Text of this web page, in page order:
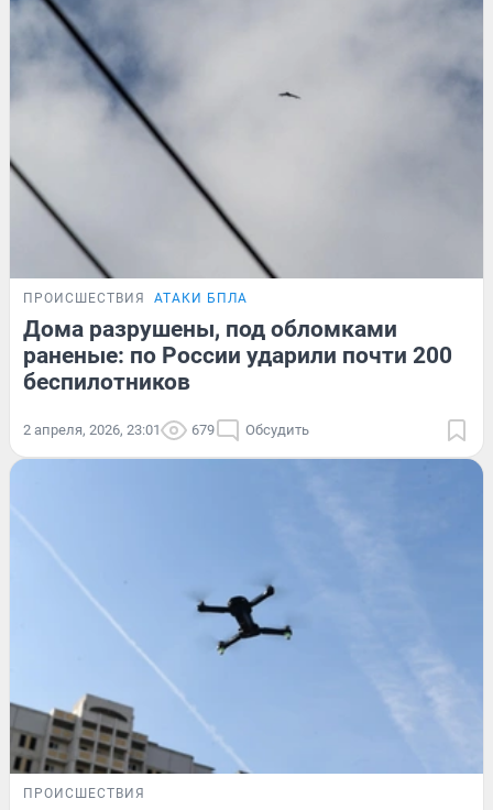
ПРОИСШЕСТВИЯ АТАКИ БПЛА
Дома разрушены, под обломками
раненые: по России ударили почти 200
беспилотников
2 апреля, 2026, 23:01 679 Обсудить
ПРОИСШЕСТВИЯ